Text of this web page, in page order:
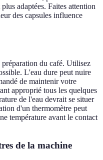
adaptées. Faites attention
des capsules influence
du café. Utilisez
L'eau dure peut nuire
de maintenir votre
approprié tous les quelques
de l'eau devrait se situer
d'un thermomètre peut
température avant le contact
de la machine